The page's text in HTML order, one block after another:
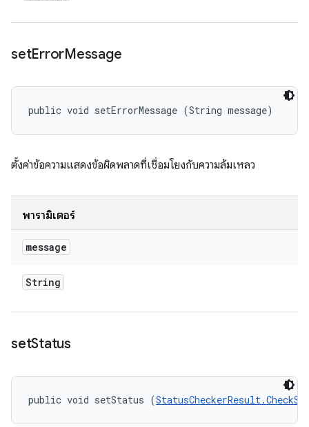
setErrorMessage
public void setErrorMessage (String message)
ตั้งค่าข้อความแสดงข้อผิดพลาดที่เชื่อมโยงกับความล้มเหลว
พารามิเตอร์
message
String
setStatus
public void setStatus (